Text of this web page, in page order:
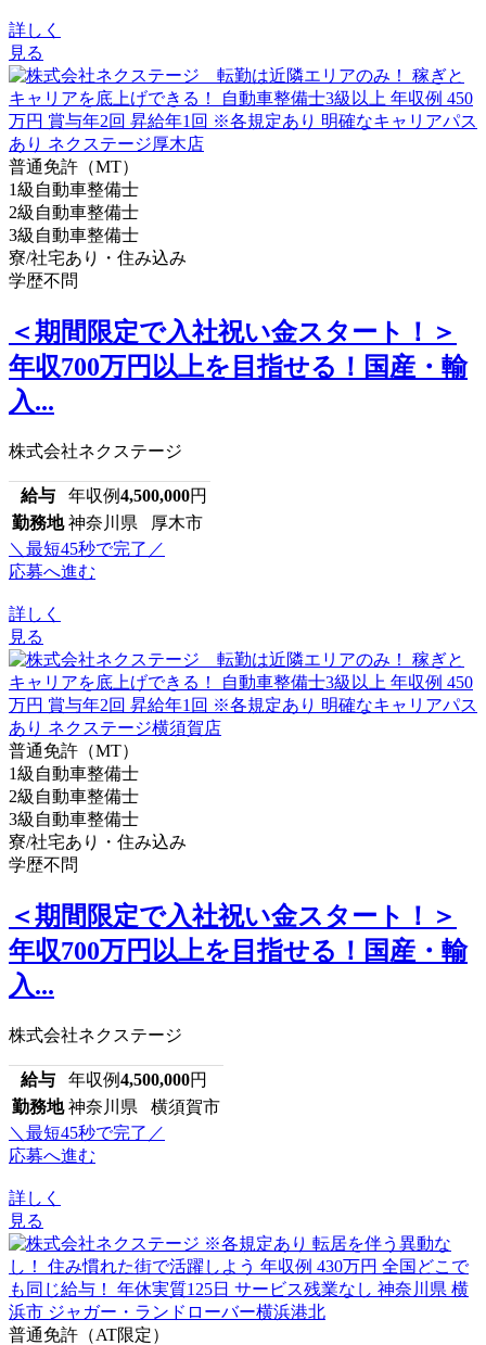
詳しく
見る
普通免許（MT）
1級自動車整備士
2級自動車整備士
3級自動車整備士
寮/社宅あり・住み込み
学歴不問
＜期間限定で入社祝い金スタート！＞
年収700万円以上を目指せる！国産・輸
入...
株式会社ネクステージ
給与 年収例4,500,000円
勤務地 神奈川県 厚木市
＼最短45秒で完了／
応募へ進む
詳しく
見る
普通免許（MT）
1級自動車整備士
2級自動車整備士
3級自動車整備士
寮/社宅あり・住み込み
学歴不問
＜期間限定で入社祝い金スタート！＞
年収700万円以上を目指せる！国産・輸
入...
株式会社ネクステージ
給与 年収例4,500,000円
勤務地 神奈川県 横須賀市
＼最短45秒で完了／
応募へ進む
詳しく
見る
普通免許（AT限定）